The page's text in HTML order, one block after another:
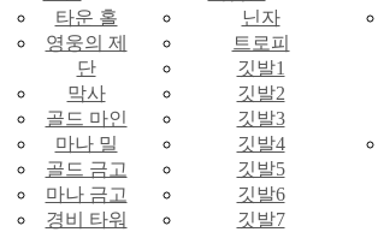
타운 홀
영웅의 제
단
막사
골드 마인
마나 밀
골드 금고
마나 금고
경비 타워
닌자
트로피
깃발1
깃발2
깃발3
깃발4
깃발5
깃발6
깃발7